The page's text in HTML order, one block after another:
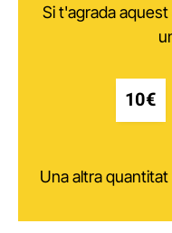
Si t'agrada
10€
Una altra quantitat